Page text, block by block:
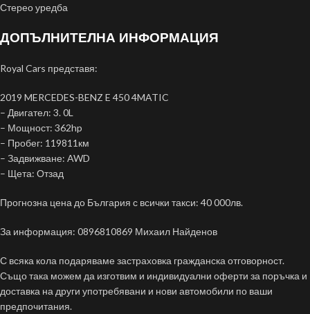
Стерео уредба
ДОПЪЛНИТЕЛНА ИНФОРМАЦИЯ
Royal Cars представя:
2019 MERCEDES-BENZ E 450 4MATIC
– Двигател: 3. 0L
– Мощност: 362hp
– Пробег: 119811км
– Задвижване: AWD
– Щета: Отзад
Прогнозна цена до България с всички такси: 40 000лв.
За информация: 0896810869 Михаил Найденов
С всяка кола подаряваме застраховка гражданска отговорност.
Също така можем да изготвим и индивидуални оферти за поръчка и
доставка на други употребявани и нови автомобили по ваши
предпочитания.